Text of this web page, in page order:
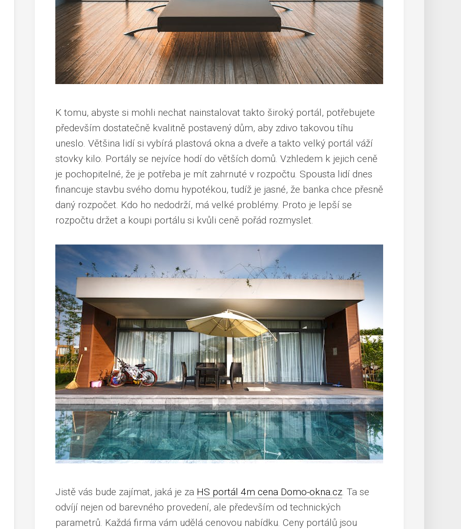
K tomu, abyste si mohli nechat nainstalovat takto široký portál, potřebujete
především dostatečně kvalitně postavený dům, aby zdivo takovou tíhu
uneslo. Většina lidí si vybírá plastová okna a dveře a takto velký portál váží
stovky kilo. Portály se nejvíce hodí do větších domů. Vzhledem k jejich ceně
je pochopitelné, že je potřeba je mít zahrnuté v rozpočtu. Spousta lidí dnes
financuje stavbu svého domu hypotékou, tudíž je jasné, že banka chce přesně
daný rozpočet. Kdo ho nedodrží, má velké problémy. Proto je lepší se
rozpočtu držet a koupi portálu si kvůli ceně pořád rozmyslet.
Jistě vás bude zajímat, jaká je za HS portál 4m cena Domo-okna.cz. Ta se
odvíjí nejen od barevného provedení, ale především od technických
parametrů. Každá firma vám udělá cenovou nabídku. Ceny portálů jsou